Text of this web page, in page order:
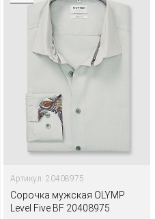
Артикул: 20408975
Сорочка мужская OLYMP
Level Five BF 20408975